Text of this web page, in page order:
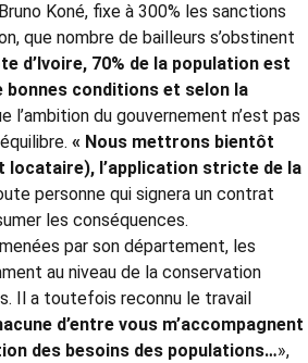
Koné, fixe à 300% les sanctions
que nombre de bailleurs s’obstinent
d’Ivoire, 70% de la population est
bonnes conditions et selon la
l’ambition du gouvernement n’est pas
« Nous mettrons bientôt
l’application stricte de la
personne qui signera un contrat
les conséquences.
par son département, les
au niveau de la conservation
Il a toutefois reconnu le travail
d’entre vous m’accompagnent
des besoins des populations…»,